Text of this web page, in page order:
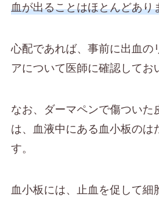
血が出ることはほとんどあり
心配であれば、事前に出血の
アについて医師に確認してお
なお、ダーマペンで傷ついた
は、血液中にある血小板のは
す。
血小板には、止血を促して細